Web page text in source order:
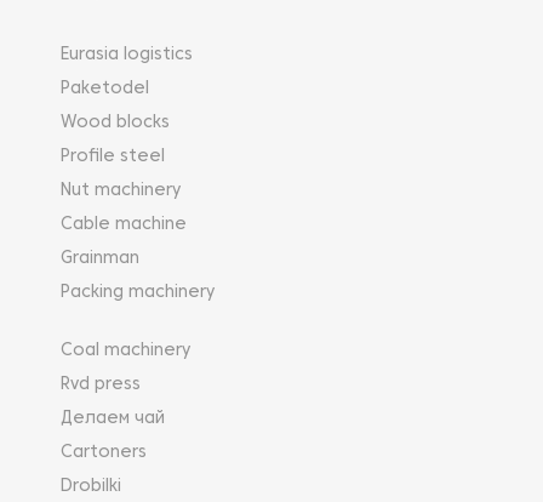
Eurasia logistics
Paketodel
Wood blocks
Profile steel
Nut machinery
Cable machine
Grainman
Packing machinery
Coal machinery
Rvd press
Делаем чай
Cartoners
Drobilki